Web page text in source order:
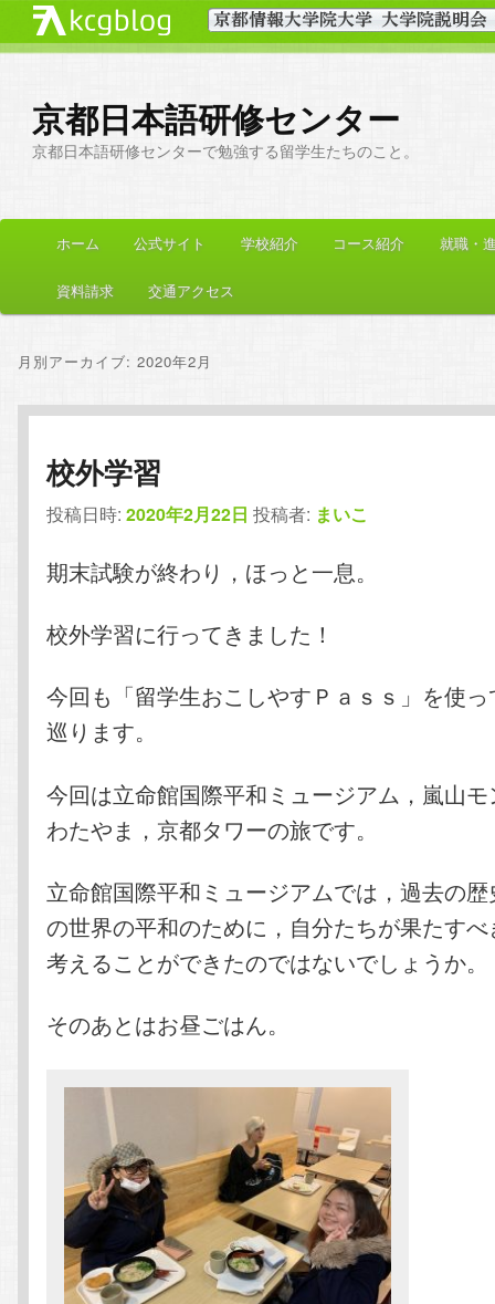
京都日本語研修センター
京都日本語研修センターで勉強する留学生たちのこと。
メ
メ
イ
ン
コ
ン
テ
ン
ツ
移
動
サ
ブ
コ
ン
テ
ン
ツ
へ
動
ホーム 公式サイト 学校紹介 コース紹介 就職・
資料請求 交通アクセス
月別アーカイブ:2020年2月
校外学習
投稿日時:2020年2月22日 投稿者: まいこ
期末試験が終わり，ほっと一息。
校外学習に行ってきました！
今回も「留学生おこしやすＰａｓｓ」を使
巡ります。
今回は立命館国際平和ミュージアム，嵐山
わたやま，京都タワーの旅です。
立命館国際平和ミュージアムでは，過去の
の世界の平和のために，自分たちが果たす
考えることができたのではないでしょうか。
そのあとはお昼ごはん。